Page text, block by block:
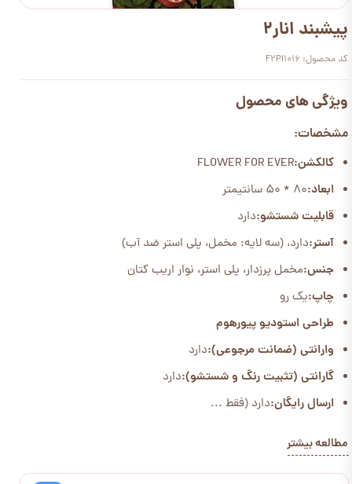
پیشبند انار2
کد محصول: F2PI1016
ویژگی های محصول
مشخصات:
کالکشن:FLOWER FOR EVER
ابعاد:80 * 50 سانتیمتر
قابلیت شستشو:دارد
آستر:دارد، (سه لایه: مخمل، پلی استر ضد آب)
جنس:مخمل پرزدار، پلی استر، نوار اریب کتان
چاپ:یک رو
طراحی استودیو پیورهوم
وارانتی (ضمانت مرجوعی):دارد
گارانتی (تثبیت رنگ و شستشو):دارد
ارسال رایگان:دارد (فقط ...
مطالعه بیشتر